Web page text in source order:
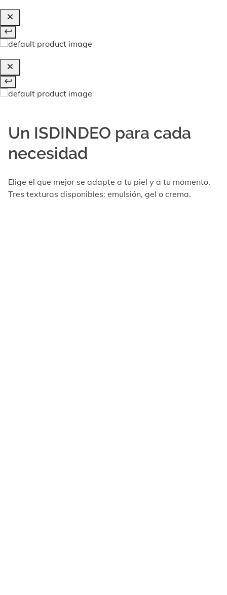
Un ISDINDEO para cada
necesidad
Elige el que mejor se adapte a tu piel y a tu momento.
Tres texturas disponibles: emulsión, gel o crema.